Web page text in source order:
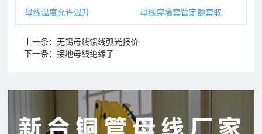
母线温度允许温升 母线穿墙套管定额套取
上一条：无锡母线馈线弧光报价
下一条：接地母线绝缘子